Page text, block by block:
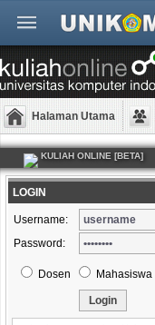
Halaman Utama
KULIAH ONLINE [BETA]
LOGIN
Username:
Password:
Dosen Mahasiswa